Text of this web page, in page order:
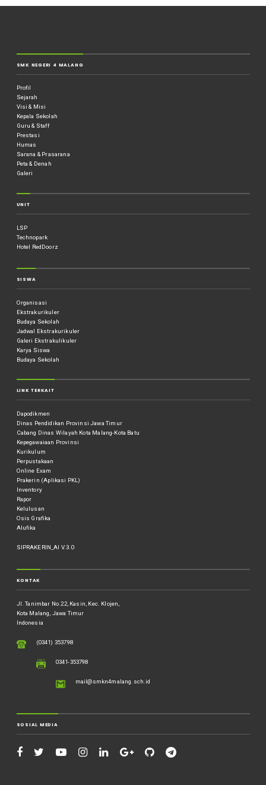
SMK NEGERI 4 MALANG
Profil
Sejarah
Visi & Misi
Kepala Sekolah
Guru & Staff
Prestasi
Humas
Sarana & Prasarana
Peta & Denah
Galeri
UNIT
LSP
Technopark
Hotel RedDoorz
SISWA
Organisasi
Ekstrakurikuler
Budaya Sekolah
Jadwal Ekstrakurikuler
Galeri Ekstrakulikuler
Karya Siswa
Budaya Sekolah
LINK TERKAIT
Dapodikmen
Dinas Pendidikan Provinsi Jawa Timur
Cabang Dinas Wilayah Kota Malang-Kota Batu
Kepegawaiaan Provinsi
Kurikulum
Perpustakaan
Online Exam
Prakerin (Aplikasi PKL)
Inventory
Rapor
Kelulusan
Osis Grafika
Alufika
SIPRAKERIN_AI V.3.0
KONTAK
Jl. Tanimbar No.22, Kasin, Kec. Klojen,
Kota Malang, Jawa Timur
Indonesia
(0341) 353798
0341-353798
mail@smkn4malang.sch.id
SOSIAL MEDIA